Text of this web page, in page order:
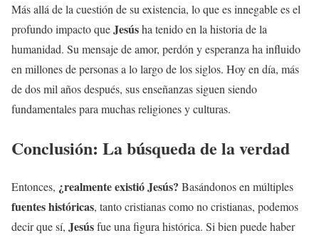
Más allá de la cuestión de su existencia, lo que es innegable es el
profundo impacto queJesúsha tenido en la historia de la
humanidad. Su mensaje de amor, perdón y esperanza ha influido
en millones de personas a lo largo de los siglos. Hoy en día, más
de dos mil años después, sus enseñanzas siguen siendo
fundamentales para muchas religiones y culturas.
Conclusión: La búsqueda de la verdad
Entonces, ¿realmente existióJesús? Basándonos en múltiples
fuentes históricas, tanto cristianas como no cristianas, podemos
decir que sí, Jesúsfue una figura histórica. Si bien puede haber